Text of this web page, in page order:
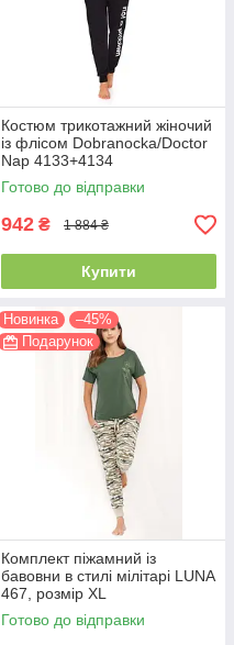
Костюм трикотажний жіночий
із флісом Dobranocka/Doctor
Nap 4133+4134
Готово до відправки
942 ₴ 1 884 ₴
Купити
Новинка
–45%
Подарунок
Комплект піжамний із
бавовни в стилі мілітарі LUNA
467, розмір XL
Готово до відправки